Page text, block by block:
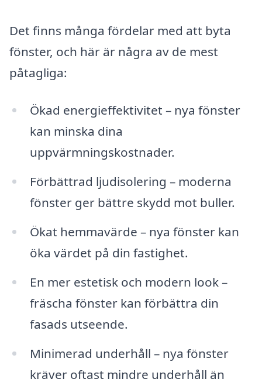
Det finns många fördelar med att byta
fönster, och här är några av de mest
påtagliga:
Ökad energieffektivitet – nya fönster
kan minska dina
uppvärmningskostnader.
Förbättrad ljudisolering – moderna
fönster ger bättre skydd mot buller.
Ökat hemmavärde – nya fönster kan
öka värdet på din fastighet.
En mer estetisk och modern look –
fräscha fönster kan förbättra din
fasads utseende.
Minimerad underhåll – nya fönster
kräver oftast mindre underhåll än